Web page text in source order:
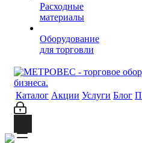
Расходные
материалы
Оборудование
для торговли
Каталог Акции Услуги Блог